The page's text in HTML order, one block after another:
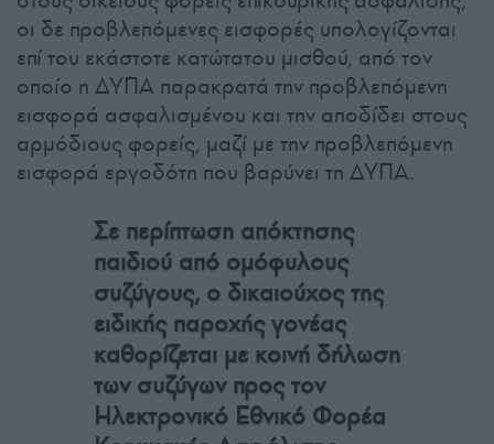
οι δε προβλεπόμενες εισφορές υπολογίζονται
επί του εκάστοτε κατώτατου μισθού, από τον
οποίο η ΔΥΠΑ παρακρατά την προβλεπόμενη
εισφορά ασφαλισμένου και την αποδίδει στους
αρμόδιους φορείς, μαζί με την προβλεπόμενη
εισφορά εργοδότη που βαρύνει τη ΔΥΠΑ.
Σε περίπτωση απόκτησης
παιδιού από ομόφυλους
συζύγους, ο δικαιούχος της
ειδικής παροχής γονέας
καθορίζεται με κοινή δήλωση
των συζύγων προς τον
Ηλεκτρονικό Εθνικό Φορέα